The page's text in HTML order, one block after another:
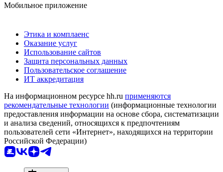
Мобильное приложение
Этика и комплаенс
Оказание услуг
Использование сайтов
Защита персональных данных
Пользовательское соглашение
ИТ аккредитация
На информационном ресурсе hh.ru применяются
рекомендательные технологии (информационные технологии
предоставления информации на основе сбора, систематизации
и анализа сведений, относящихся к предпочтениям
пользователей сети «Интернет», находящихся на территории
Российской Федерации)